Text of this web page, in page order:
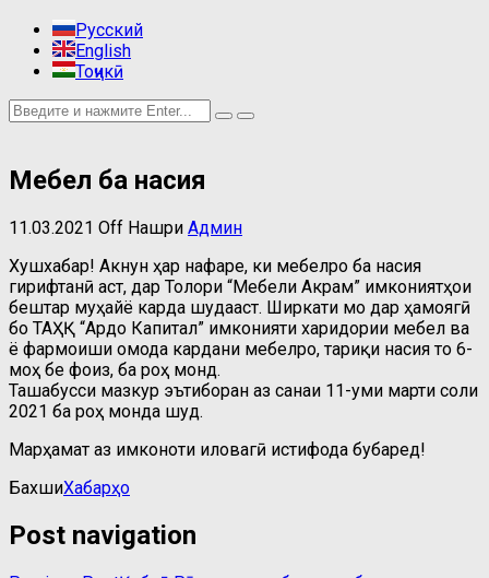
Русский
English
Тоҷикӣ
Мебел ба насия
11.03.2021 Off Нашри Админ
Хушхабар! Акнун ҳар нафаре, ки мебелро ба насия
гирифтанӣ аст, дар Толори “Мебели Акрам” имкониятҳои
бештар муҳайё карда шудааст. Ширкати мо дар ҳамҷоягӣ
бо ТАҲҚ “Ардо Капитал” имконияти харидории мебел ва
ё фармоиши омода кардани мебелро, тариқи насия то 6-
моҳ бе фоиз, ба роҳ монд.
Ташабусси мазкур эътиборан аз санаи 11-уми марти соли
2021 ба роҳ монда шуд.
Марҳамат аз имконоти иловагӣ истифода бубаред!
БахшиХабарҳо
Post navigation